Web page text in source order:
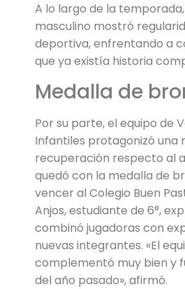
A lo largo de la
masculino mostró
deportiva, enfrentando a
que ya existía historia
Medalla de
Por su parte, el equipo de
Infantiles protagonizó una
recuperación respecto al
quedó con la medalla de
vencer al Colegio Buen
Anjos, estudiante de 6°,
combinó jugadoras con
nuevas integrantes. «El
complementó muy bien y
del año pasado», afirmó.